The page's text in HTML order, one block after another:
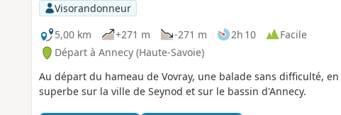
Visorandonneur
5,00 km
+271 m -271 m 2h 10
Facile
Départ à Annecy (Haute-Savoie)
Au départ du hameau de Vovray, une balade sans difficulté,
superbe sur la ville de Seynod et sur le bassin d'Annecy.